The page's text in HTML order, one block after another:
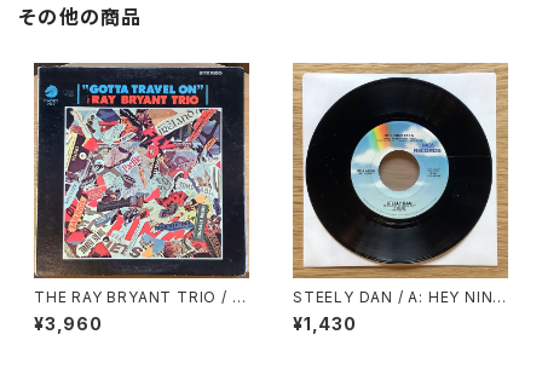
その他の商品
THE RAY BRYANT TRIO / G
OTTA TRAVEL ON
¥3,960
STEELY DAN / A: HEY NINE
TEEN / B: BODHISATTVA
¥1,430